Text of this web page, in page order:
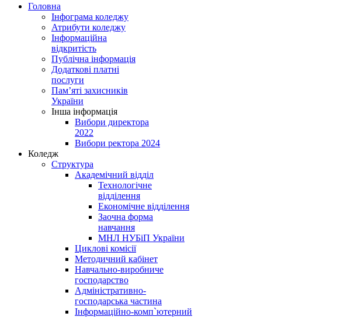
Головна
Інфограма коледжу
Атрибути коледжу
Інформаційна
відкритість
Публічна інформація
Додаткові платні
послуги
Пам’яті захисників
України
Інша інформація
Вибори директора
2022
Вибори ректора 2024
Коледж
Структура
Академічний відділ
Технологічне
відділення
Економічне відділення
Заочна форма
навчання
МНЛ НУБіП України
Циклові комісії
Методичний кабінет
Навчально-виробниче
господарство
Адміністративно-
господарська частина
Інформаційно-комп`ютерний